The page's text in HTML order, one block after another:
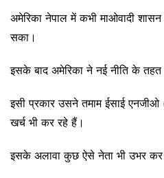
अमेरिका नेपाल में कभी माओवादी
सका।
इसके बाद अमेरिका ने नई नीति के
इसी प्रकार उसने तमाम ईसाई
खर्च भी कर रहे हैं।
इसके अलावा कुछ ऐसे नेता भी उभर